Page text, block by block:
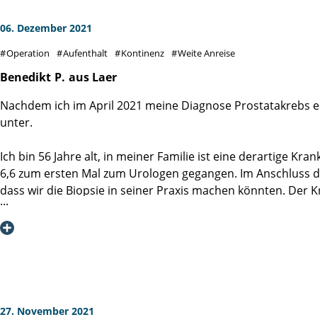
und bleiben Sie gesund.
06. Dezember 2021
Operation Aufenthalt Kontinenz Weite Anreise
Benedikt P. aus Laer
Nachdem ich im April 2021 meine Diagnose
unter.
Ich bin 56 Jahre alt, in meiner Familie ist eine derartige
6,6 zum ersten Mal zum Urologen gegangen. Im
dass wir die Biopsie in seiner Praxis machen könnten. Der
Die Biopsie ergab einen Gleason-Score von 7a. Das
meinen Urologen in der UK Münster, Dr. Papavassilis
Gesprächen an den Abend. Am 21.07. sollte dann die
27. November 2021